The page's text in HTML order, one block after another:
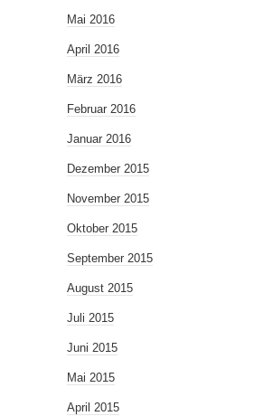
Mai 2016
April 2016
März 2016
Februar 2016
Januar 2016
Dezember 2015
November 2015
Oktober 2015
September 2015
August 2015
Juli 2015
Juni 2015
Mai 2015
April 2015